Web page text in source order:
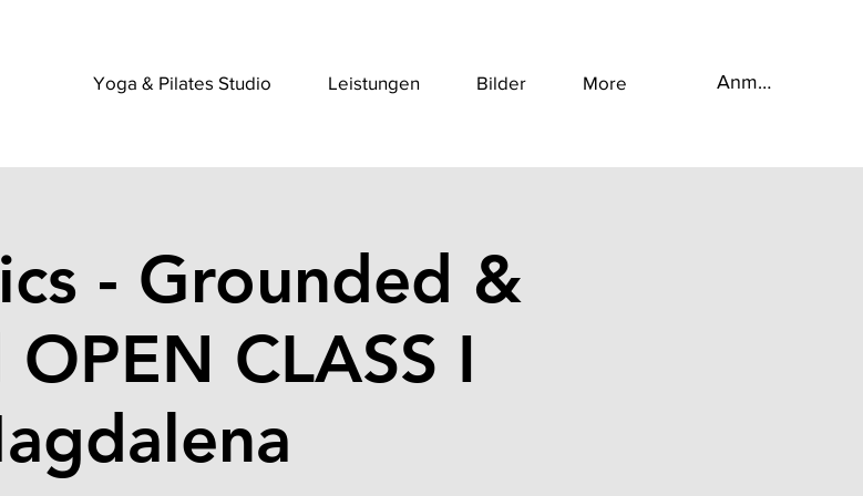
Yoga & Pilates Studio Leistungen Bilder More Anmelden
- Grounded &
CLASS I